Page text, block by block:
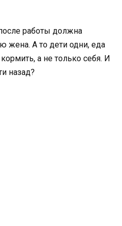
работы должна
жена. А то дети одни, еда
а не только себя. И
назад?